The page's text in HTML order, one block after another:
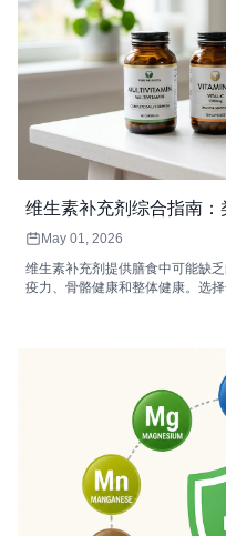
维生素补充剂综合指南
May 01, 2026
维生素补充剂提供膳食中可能缺
疫力、骨骼健康和整体健康。选